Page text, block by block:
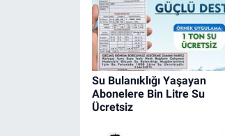
Su Bulanıklığı Yaşayan
Abonelere Bin Litre Su
Ücretsiz